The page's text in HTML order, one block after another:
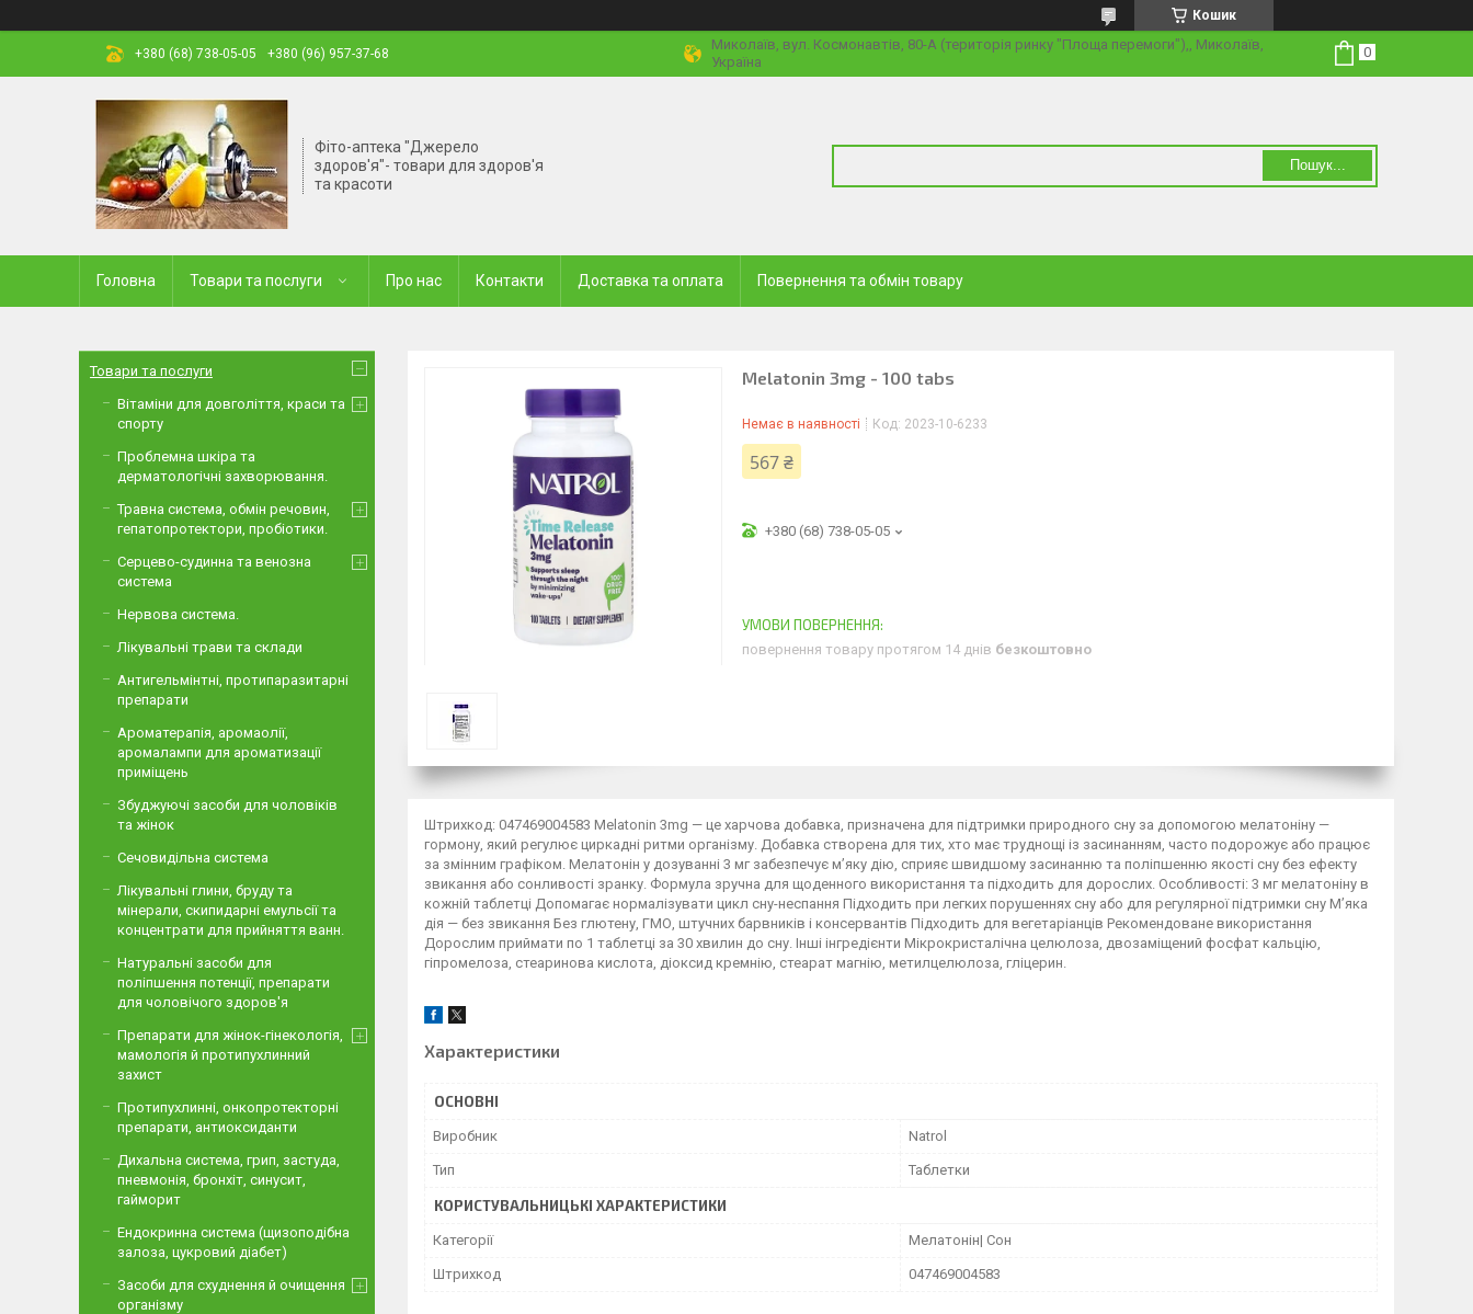
Кошик
+380 (68) 738-05-05 +380 (96) 957-37-68
Миколаїв, вул. Космонавтів, 80-А (територія ринку "Площа перемоги"),, Миколаїв,
Україна
Фіто-аптека "Джерело
здоров'я"- товари для здоров'я
та красоти
Пошук...
Головна Товари та послуги Про нас Контакти Доставка та оплата Повернення та обмін товару
Melatonin 3mg - 100 tabs
Немає в наявності Код: 2023-10-6233
567 ₴
+380 (68) 738-05-05
повернення товару протягом 14 днів безкоштовно
Штрихкод: 047469004583 Melatonin 3mg — це харчова добавка, призначена для підтримки природного сну за допомогою мелатоніну —
гормону, який регулює циркадні ритми організму. Добавка створена для тих, хто має труднощі із засинанням, часто подорожує або працює
за змінним графіком. Мелатонін у дозуванні 3 мг забезпечує м’яку дію, сприяє швидшому засинанню та поліпшенню якості сну без ефекту
звикання або сонливості зранку. Формула зручна для щоденного використання та підходить для дорослих. Особливості: 3 мг мелатоніну в
кожній таблетці Допомагає нормалізувати цикл сну-неспання Підходить при легких порушеннях сну або для регулярної підтримки сну М’яка
дія — без звикання Без глютену, ГМО, штучних барвників і консервантів Підходить для вегетаріанців Рекомендоване використання
Дорослим приймати по 1 таблетці за 30 хвилин до сну. Інші інгредієнти Мікрокристалічна целюлоза, двозаміщений фосфат кальцію,
гіпромелоза, стеаринова кислота, діоксид кремнію, стеарат магнію, метилцелюлоза, гліцерин.
Характеристики
ОСНОВНІ
Виробник Natrol
Тип Таблетки
КОРИСТУВАЛЬНИЦЬКІ ХАРАКТЕРИСТИКИ
Категорії Мелатонін| Сон
Штрихкод 047469004583
Товари та послуги
Вітаміни для довголіття, краси та
спорту
Проблемна шкіра та
дерматологічні захворювання.
Травна система, обмін речовин,
гепатопротектори, пробіотики.
Серцево-судинна та венозна
система
Нервова система.
Лікувальні трави та склади
Антигельмінтні, протипаразитарні
препарати
Ароматерапія, аромаолії,
аромалампи для ароматизації
приміщень
Збуджуючі засоби для чоловіків
та жінок
Сечовидільна система
Лікувальні глини, бруду та
мінерали, скипидарні емульсії та
концентрати для прийняття ванн.
Натуральні засоби для
поліпшення потенції, препарати
для чоловічого здоров'я
Препарати для жінок-гінекологія,
мамологія й протипухлинний
захист
Протипухлинні, онкопротекторні
препарати, антиоксиданти
Дихальна система, грип, застуда,
пневмонія, бронхіт, синусит,
гайморит
Ендокринна система (щизоподібна
залоза, цукровий діабет)
Засоби для схуднення й очищення
організму